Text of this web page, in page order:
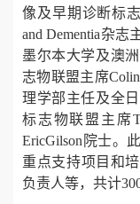
像及早期诊断标
and Dementia杂志
墨尔本大学及澳
志物联盟主席
理学部主任及全
标志物联盟主席
EricGilson院士。
重点支持项目和
负责人等，共计